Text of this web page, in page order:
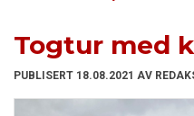
Togtur med
PUBLISERT 18.08.2021 AV